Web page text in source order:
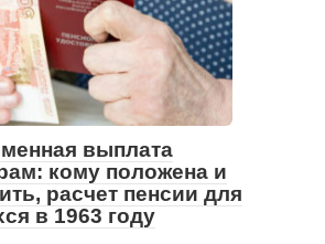
выплата
кому положена и
расчет пенсии для
в 1963 году